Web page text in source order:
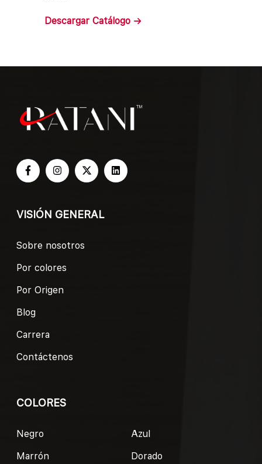
Descargar Catálogo
VISIÓN GENERAL
Sobre nosotros
Por colores
Por Origen
Blog
Carrera
Contáctenos
COLORES
Negro
Azul
Marrón
Dorado